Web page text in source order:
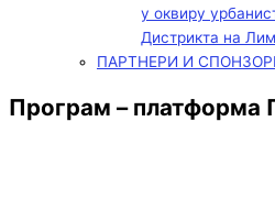
у оквиру
Дистрикта на
ПАРТНЕРИ И
Програм – платформа